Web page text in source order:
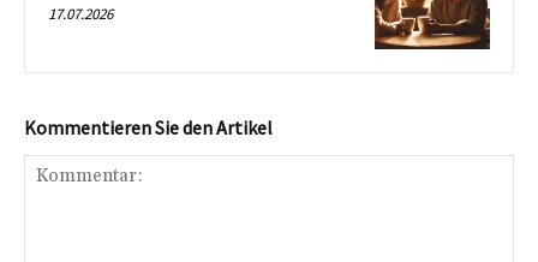
17.07.2026
Kommentieren Sie den Artikel